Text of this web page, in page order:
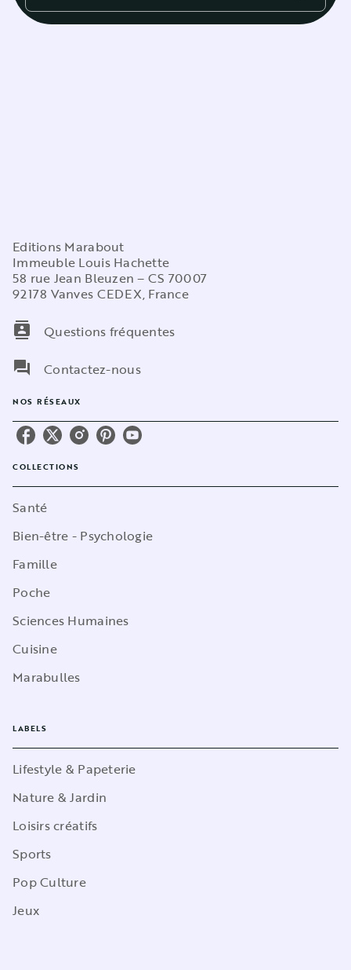
Editions Marabout
Immeuble Louis Hachette
58 rue Jean Bleuzen – CS 70007
92178 Vanves CEDEX, France
contacts
Questions fréquentes
question_answer
Contactez-nous
NOS RÉSEAUX
COLLECTIONS
Santé
Bien-être - Psychologie
Famille
Poche
Sciences Humaines
Cuisine
Marabulles
LABELS
Lifestyle & Papeterie
Nature & Jardin
Loisirs créatifs
Sports
Pop Culture
Jeux